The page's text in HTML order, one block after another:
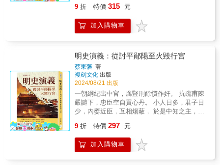
法師被騙得團團轉，甚至為她趕走看穿真相的
孫悟空！（不是八點檔）◆妖界最佳妻管嚴
——黃袍怪！只要老婆一發話，就立刻照做的
制伏孫悟空的祕密武器竟然是來自天庭的法
寶？★★★萌漫大話西遊記(3)【大戰紅孩兒·真
假美猴王】★★★萌翻西天的取經團繼續打
怪！超有喜感的師徒四人再次遇上勁敵，他們
打得過一個個貪吃唐僧肉的妖怪嗎？◆誰家的
熊孩子？妖界最頑皮的紅孩兒大鬧師徒四人，
究竟何方神聖才能鎮住屁孩之王？◆妖界最跩
8+9！因為是海龍王的親戚，就可以為所欲為？
翻浪花、打悟空、綁唐僧，真是 I 服了
菩薩養的金魚、太上老君的青牛怪等等，各位
神仙同事，我老孫難道是開寵物旅館的嗎？◆
美女如雲的女兒國，懷孕的卻是豬八戒？子母
回至第一百回，明朝已經步入覆滅的邊緣。徐
光啟薦用客卿，袁崇煥入援畿輔，雖然展現了
部分大臣的努力和抗敵決心，但最終無法扭轉
乾坤。與此同時，內部的饑荒、匪患以及曹文
明懷宗煤山殉國，象徵著明朝的終結，而清軍
入關定亂，則宣告了清朝的崛起。這一段歷史
既是明朝的悲劇結尾，也是清朝入主中原的開
端。整部《明史演義》以史詩般的筆觸，描繪
了這一段波瀾壯闊的歷史畫卷。【本書特
色】：本書是蔡東藩的《明史演義》卷五，以
生動的筆觸重現了明朝從興盛到衰亡的過程。
細緻描繪了明朝後期的重大歷史事件和政治紛
爭，透過具體的情節和生動的人物刻畫，詳細
期腐敗和內憂外患的描寫，反映了作者對社會
現實的深刻批判。
破奸剿寇與宮廷風波 第六十九至七十二回
正義的交織。誤服丹鉛的故事則揭示了皇宮內
部的陰謀與毒計。王總督招納降番，馮中官訴
逐首輔，莽男子闖入深宮，賢法司力翻成案，
權力爭鬥的殘酷性展露無遺。 ▎儲君之爭與邊
疆戰事 第七十三至八十回則聚焦於儲君之
爭與邊疆戰事。奪親情相臣嫉諫，規主闕母教
流芳，王宮人喜中生子，張宰輔身後籍家，侍
母膳奉教立儲，惑妃言誓神緘約，儲君之位的
爭奪充滿陰謀詭計。據鎮城繼氏倡亂，用說客
叛黨駢誅，救藩封猛攻平壤，破和議再戰島
逆，蠹魚食字決策建儲，宮廷內外的風雲變幻
扣人心弦。最終，妖書事件引發波瀾，審張差
宮中析疑案，任楊鎬塞外覆全軍，描繪了一幅
波瀾壯闊的歷史畫卷。 【本書特色】： 本書是
給他們滿意答覆 ▎金角大王──太上老君的唐僧
肉廣告 西天取經是扶植佛教、壓制道教的活
動，道教大老太上老君多次出手阻撓，取經路
角大王、銀角大王是他的貼身祕書，一口氣帶
了他五個法寶下凡，這或許算是佛道雙方第一
場實力比拚。只是不知佛家有沒有注意，太上
老君雖然放行，但也悄悄打了一個很麻煩的廣
告。 ▎紅孩兒──海瑞反腐的巔峰之戰 妖怪往
往魚肉百姓，但對神仙還是非常恭敬，因為他
們很清楚背後是誰在支持、容許他們在凡間暢
快地享用人民的血肉，所以一旦請來神仙，再
厲害的妖魔都立即伏地顯形。全書僅有兩個例
大鵬亮明身分，是如來的舅舅，當然在外甥面
前凶一點。紅孩兒只是妖怪牛魔王的兒子，他
憑什麼敢羞辱觀音？這一段實則是在暗諷大貪
9 折 特價 315 元
加入購物車
明史演義：從討平鄖陽至火毀行宮
蔡東藩 著
複刻文化 出版
2024/08/21 出版
一朝綱紀出中官，腐豎刑餘慣作奸。 抗疏甫陳
嚴譴下，忠臣空自貢心丹。 小人日多，君子日
少，內嬖近臣，互相煬蔽， 於是中知之主，往
四十一回到第四十二回，故事聚焦於白圭討平
鄖陽盜和韓雍攻破藤峽瑤，展現了朝廷在對抗
地方盜賊與動亂的過程中所面臨的挑戰和艱
9 折 特價 297 元
加入購物車